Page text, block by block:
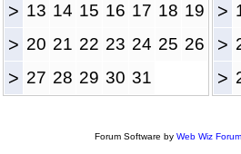
> 13 14 15 16 17 18 19
> 20 21 22 23 24 25 26
> 27 28 29 30 31
>
>
>
Forum Software by Web Wiz